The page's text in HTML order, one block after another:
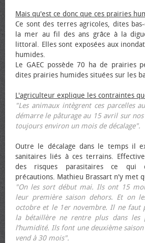
Mais qu'est ce donc que ces prairies
Ce sont des terres agricoles, dites
la mer au fil des ans grâce à la
littoral. Elles sont exposées aux
humides.
Le GAEC possède 70 ha de prairies
dites prairies humides situées sur les
L'agriculteur explique les contraintes
"Les animaux intègrent ces parcelles
démarre le pâturage au 15 avril sur
toujours environ un mois de décalage".
Outre le décalage dans le temps il
sanitaires liés à ces terrains.
des risques parasitaires ce qui
précautions. Mathieu Brassart n'y met
"On les sort début mai. Ils ont 15
leur première saison dehors. Et on
octobre et le 1er novembre. Il ne faut
la bétaillère ne rentre plus dans les
l’humidité. Ils font une deuxième
vend à 30 mois".